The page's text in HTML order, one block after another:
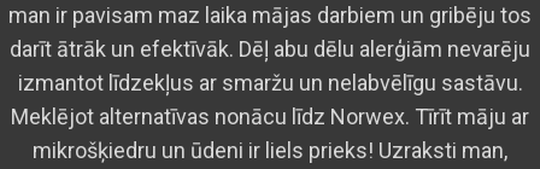
man ir pavisam maz laika mājas darbiem un gribēju tos
darīt ātrāk un efektīvāk. Dēļ abu dēlu alerģiām nevarēju
izmantot līdzekļus ar smaržu un nelabvēlīgu sastāvu.
Meklējot alternatīvas nonācu līdz Norwex. Tīrīt māju ar
mikrošķiedru un ūdeni ir liels prieks! Uzraksti man,